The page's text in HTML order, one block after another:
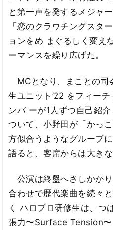
と第一声を発するメジャ
「恋のクラウチングスタ
ョンをめ まぐるしく変え
ーマンスを繰り広げた。
MCとなり、まことの司
生ユニット’22 をフィー
ンバ ーが1人ずつ自己紹
ついて、小野田が「かっ
方似合うようなグループ
語ると、客席からは大きな
公演は終盤へさしかか
合わせで歴代楽曲を続々
く ハロプロ研修生は、つ
張力〜Surface Tension〜